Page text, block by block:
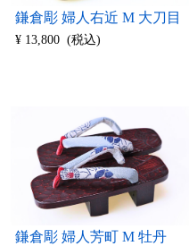
鎌倉彫 婦人右近 M 大刀目
¥ 13,800 (税込)
鎌倉彫 婦人芳町 M 牡丹